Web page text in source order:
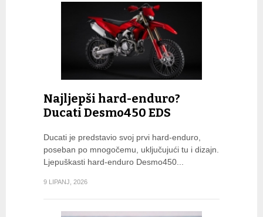
Najljepši hard-enduro?
Ducati Desmo450 EDS
Ducati je predstavio svoj prvi hard-enduro,
poseban po mnogočemu, uključujući tu i dizajn.
Ljepuškasti hard-enduro Desmo450...
9 LIPANJ, 2026